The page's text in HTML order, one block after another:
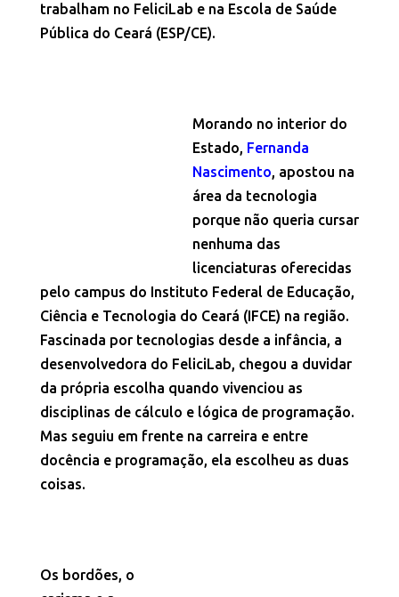
trabalham no FeliciLab e na Escola de Saúde
Pública do Ceará (ESP/CE).
Morando no interior do
Estado, Fernanda
Nascimento, apostou na
área da tecnologia
porque não queria cursar
nenhuma das
licenciaturas oferecidas
pelo campus do Instituto Federal de Educação,
Ciência e Tecnologia do Ceará (IFCE) na região.
Fascinada por tecnologias desde a infância, a
desenvolvedora do FeliciLab, chegou a duvidar
da própria escolha quando vivenciou as
disciplinas de cálculo e lógica de programação.
Mas seguiu em frente na carreira e entre
docência e programação, ela escolheu as duas
coisas.
Os bordões, o